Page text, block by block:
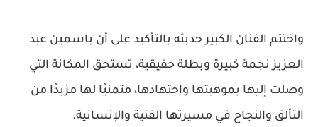
واختتم الفنان الكبير حديثه بالتأكيد على أن ياسمين عبد
العزيز نجمة كبيرة وبطلة حقيقية، تستحق المكانة التي
وصلت إليها بموهبتها واجتهادها، متمنيًا لها مزيدًا من
التألق والنجاح في مسيرتها الفنية والإنسانية.